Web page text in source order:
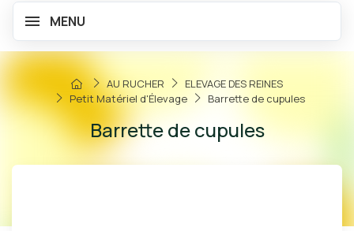
MENU
AU RUCHER
ELEVAGE DES REINES
Petit Matériel d'Élevage
Barrette de cupules
Barrette de cupules